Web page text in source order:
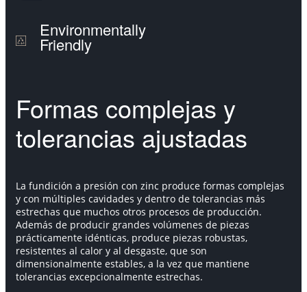
Environmentally
Friendly
Formas complejas y
tolerancias ajustadas
La fundición a presión con zinc produce formas complejas
y con múltiples cavidades y dentro de tolerancias más
estrechas que muchos otros procesos de producción.
Además de producir grandes volúmenes de piezas
prácticamente idénticas, produce piezas robustas,
resistentes al calor y al desgaste, que son
dimensionalmente estables, a la vez que mantiene
tolerancias excepcionalmente estrechas.